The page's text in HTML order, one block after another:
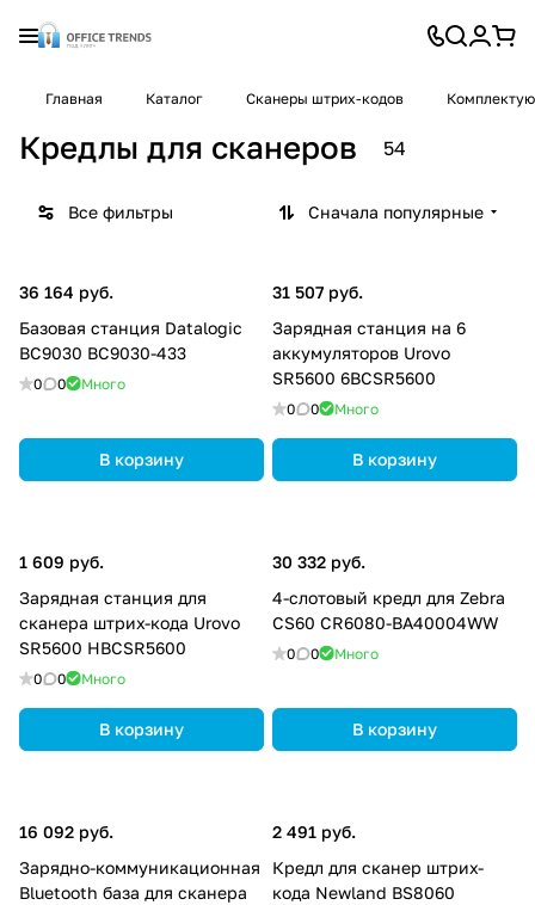
Главная Каталог Cканеры штрих-кодов
Кредлы для сканеров 54
Все фильтры Сначала популярные
36 164 руб.
Базовая станция Datalogic
BC9030 BC9030-433
0 0 Много
В корзину
31 507 руб.
Зарядная станция на 6
аккумуляторов Urovo
SR5600 6BCSR5600
0 0 Много
В корзину
1 609 руб.
Зарядная станция для
сканера штрих-кода Urovo
SR5600 HBCSR5600
0 0 Много
В корзину
30 332 руб.
4-слотовый кредл для Zebra
CS60 CR6080-BA40004WW
0 0 Много
В корзину
16 092 руб.
Зарядно-коммуникационная
Bluetooth база для сканера
2 491 руб.
Кредл для сканер штрих-
кода Newland BS8060